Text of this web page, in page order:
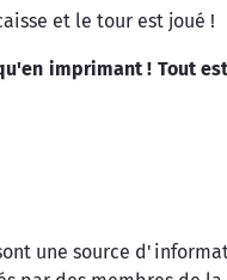
et le tour est joué !
imprimant ! Tout
une source